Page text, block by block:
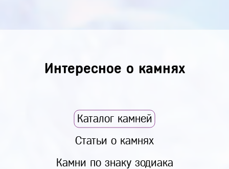
Интересное о камнях
Каталог камней
Статьи о камнях
Камни по знаку зодиака